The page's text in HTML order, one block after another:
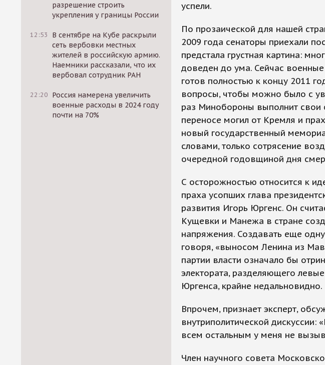
разрешение строить
укрепления у границы России
12:53
В сентябре на Кубе раскрыли
сеть вербовки местных
жителей в российскую армию.
Наемники рассказали, что их
вербовал сотрудник РАН
22:20 Россия намерена увеличить
военные расходы в 2024 году
почти на 70%
успели.
По прозаической для нашей
2009 года сенаторы приехали
предстала грустная картина:
доведен до ума. Сейчас
готов полностью к концу 2011
вопросы, чтобы можно было с
раз Минобороны выполнит свои
переносе могил от Кремля и
новый государственный
словами, только сотрясение
очередной годовщиной дня
С осторожностью относится к
праха усопших глава
развития Игорь Юргенс. Он
Кущевки и Манежа в стране
напряжения. Создавать еще
говоря, «выносом Ленина из
партии власти означало бы
электората, разделяющего
Юргенса, крайне недальновидно.
Впрочем, признает эксперт,
внутриполитической дискуссии:
всем остальным у меня не
Член научного совета